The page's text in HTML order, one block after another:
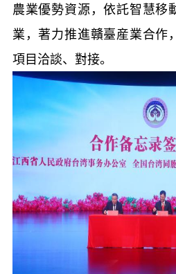
農業優勢資源，依託智慧移
業，著力推進贛臺産業合作
項目洽談、對接。